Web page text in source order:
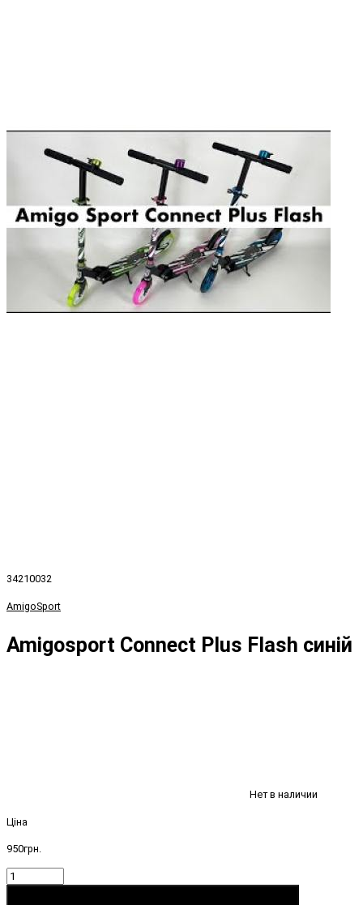
34210032
AmigoSport
Amigosport Connect Plus Flash синій
Нет в наличии
Ціна
950грн.